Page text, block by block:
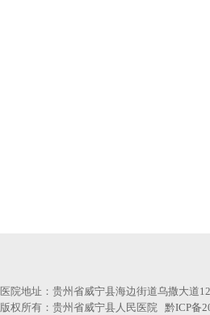
医院地址：贵州省威宁县海边街道乌撒大道
版权所有：贵州省威宁县人民医院 黔ICP备